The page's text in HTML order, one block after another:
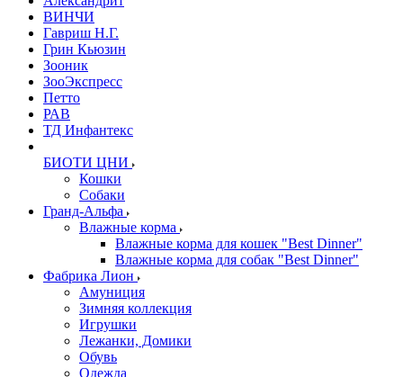
ВИНЧИ
Гавриш Н.Г.
Грин Кьюзин
Зооник
ЗооЭкспресс
Петто
РАВ
ТД Инфантекс
БИОТИ ЦНИ
Кошки
Собаки
Гранд-Альфа
Влажные корма
Влажные корма для кошек "Best Dinner"
Влажные корма для собак "Best Dinner"
Фабрика Лион
Амуниция
Зимняя коллекция
Игрушки
Лежанки, Домики
Обувь
Одежда